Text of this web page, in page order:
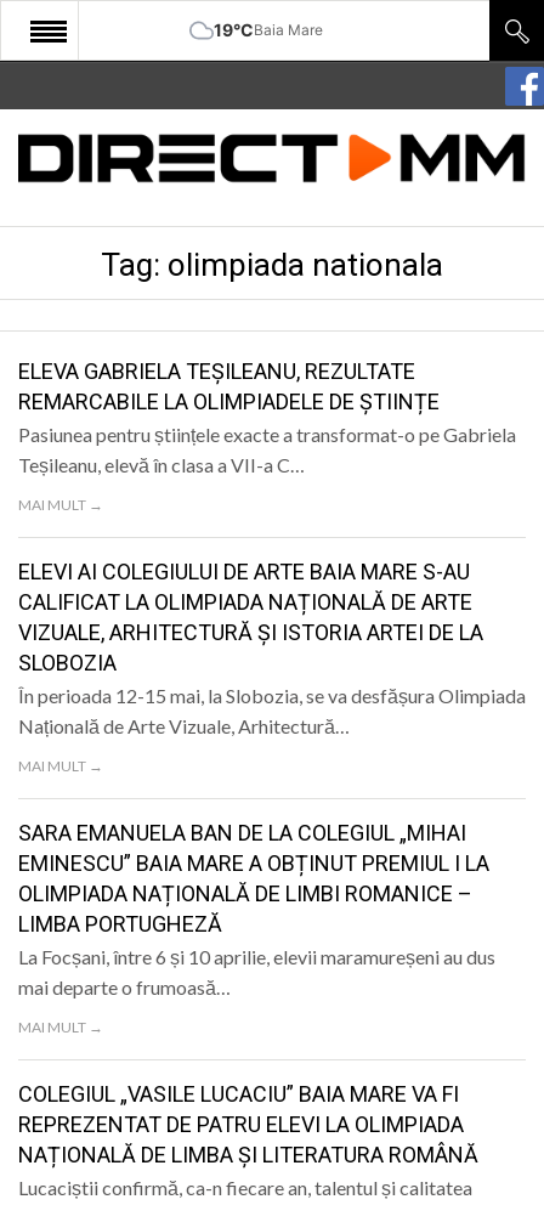
19°CBaia Mare
START
COMUNITATE
CULTURA
SANATATE
SPORT
SPECIAL
POLITIC
LIFE
Tag: olimpiada nationala
ELEVA GABRIELA TEȘILEANU, REZULTATE
REMARCABILE LA OLIMPIADELE DE ȘTIINȚE
Pasiunea pentru științele exacte a transformat-o pe Gabriela
Teșileanu, elevă în clasa a VII-a C…
MAI MULT →
ELEVI AI COLEGIULUI DE ARTE BAIA MARE S-AU
CALIFICAT LA OLIMPIADA NAȚIONALĂ DE ARTE
VIZUALE, ARHITECTURĂ ȘI ISTORIA ARTEI DE LA
SLOBOZIA
În perioada 12-15 mai, la Slobozia, se va desfășura Olimpiada
Națională de Arte Vizuale, Arhitectură…
MAI MULT →
SARA EMANUELA BAN DE LA COLEGIUL „MIHAI
EMINESCU” BAIA MARE A OBȚINUT PREMIUL I LA
OLIMPIADA NAȚIONALĂ DE LIMBI ROMANICE –
LIMBA PORTUGHEZĂ
La Focșani, între 6 și 10 aprilie, elevii maramureșeni au dus
mai departe o frumoasă…
MAI MULT →
COLEGIUL „VASILE LUCACIU” BAIA MARE VA FI
REPREZENTAT DE PATRU ELEVI LA OLIMPIADA
NAȚIONALĂ DE LIMBA ȘI LITERATURA ROMÂNĂ
Lucaciștii confirmă, ca-n fiecare an, talentul și calitatea